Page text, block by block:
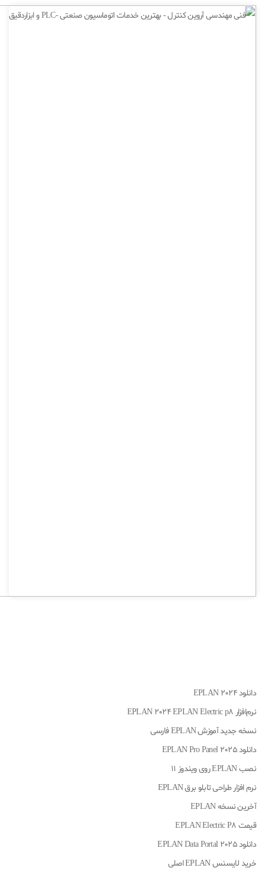
دانلود EPLAN 2024
نرم‌افزار EPLAN 2024 EPLAN Electric p8
نسخه جدید آموزش EPLAN فارسی
دانلود EPLAN Pro Panel 2025
نصب EPLAN روی ویندوز 11
نرم افزار طراحی تابلو برق EPLAN
آخرین نسخه EPLAN
قیمت EPLAN Electric P8
دانلود 2025 EPLAN Data Portal
خرید لایسنس EPLAN اصلی